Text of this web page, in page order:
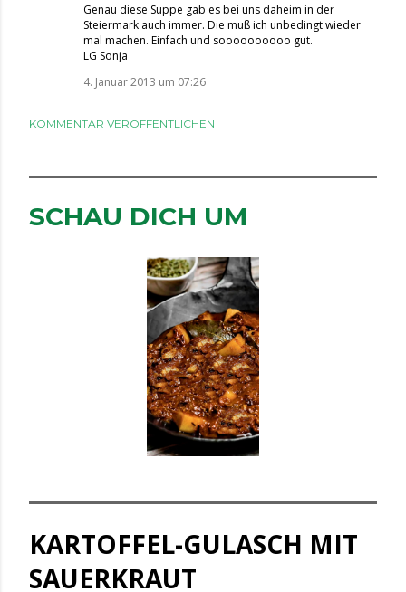
Genau diese Suppe gab es bei uns daheim in der
Steiermark auch immer. Die muß ich unbedingt wieder
mal machen. Einfach und soooooooooo gut.
LG Sonja
4. Januar 2013 um 07:26
KOMMENTAR VERÖFFENTLICHEN
SCHAU DICH UM
KARTOFFEL-GULASCH MIT
SAUERKRAUT